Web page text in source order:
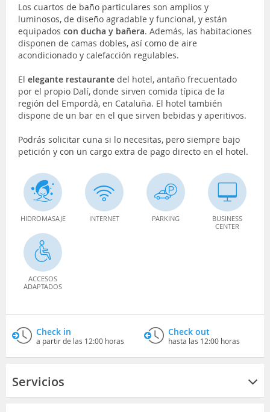
Los cuartos de baño particulares son amplios y
luminosos, de diseño agradable y funcional, y están
equipados con ducha y bañera. Además, las habitaciones
disponen de camas dobles, así como de aire
acondicionado y calefacción regulables.
El elegante restaurante del hotel, antaño frecuentado
por el propio Dalí, donde sirven comida típica de la
región del Empordà, en Cataluña. El hotel también
dispone de un bar en el que sirven bebidas y aperitivos.
Podrás solicitar cuna si lo necesitas, pero siempre bajo
petición y con un cargo extra de pago directo en el hotel.
HIDROMASAJE INTERNET PARKING
BUSINESS
CENTER
ACCESOS
ADAPTADOS
Check in
a partir de las 12:00 horas
Check out
hasta las 12:00 horas
Servicios